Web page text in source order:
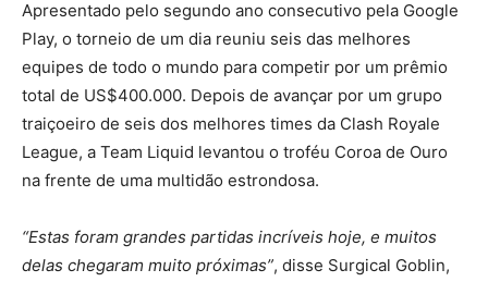
Apresentado pelo segundo ano consecutivo pela Google
Play, o torneio de um dia reuniu seis das melhores
equipes de todo o mundo para competir por um prêmio
total de US$400.000. Depois de avançar por um grupo
traiçoeiro de seis dos melhores times da Clash Royale
League, a Team Liquid levantou o troféu Coroa de Ouro
na frente de uma multidão estrondosa.
“Estas foram grandes partidas incríveis hoje, e muitos
delas chegaram muito próximas”, disse Surgical Goblin,